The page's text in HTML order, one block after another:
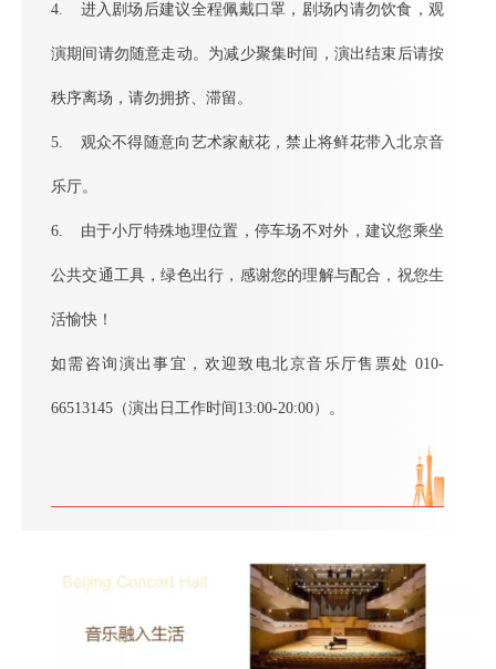
4. 进入剧场后建议全程佩戴口罩，剧场内请勿饮食，观
演期间请勿随意走动。为减少聚集时间，演出结束后请按
秩序离场，请勿拥挤、滞留。
5. 观众不得随意向艺术家献花，禁止将鲜花带入北京音
乐厅。
6. 由于小厅特殊地理位置，停车场不对外，建议您乘坐
公共交通工具，绿色出行，感谢您的理解与配合，祝您生
活愉快！
如需咨询演出事宜，欢迎致电北京音乐厅售票处 010-
66513145（演出日工作时间13:00-20:00）。